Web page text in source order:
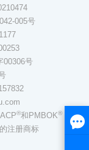
005号
00306号
®和PMBOK®
注册商标